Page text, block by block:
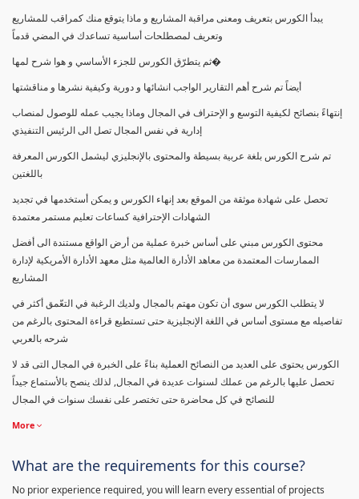
يبدأ الكورس بتعريف ومعنى مراقبة المشاريع و ماذا يتوقع منك كمراقب للمشاريع
وتعريف لمصطلحات أساسية تساعدك في المضي قدماً
ثم يتطرّق الكورس للجزء الأساسي و هوا شرح لمها�
أيضاً تم شرح أهم التقارير الواجب انشائها و دورية وكيفية نشرها و مناقشتها
إنتهاءً بنصائح لكيفية التوسع و الإحتراف في المجال وماذا يجيب عمله للوصول لمنصاب
إدارية في نفس المجال تصل الى الرئيس التنفيذي
تم شرح الكورس بلغة عربية بسيطة والمحتوى بالإنجليزي ليشمل الكورس المعرفة
باللغتين
تحصل على شهادة موثقة من الموقع بعد إنهاء الكورس و يمكن أستخدمها في تجديد
الشهادات الإحترافية كساعات تعليم مستمر معتمدة
محتوى الكورس مبني على أساس خبرة عملية من أرض الواقع مستندة الى أفضل
الممارسات المعتمدة من معاهد الأدارة العالمية مثل معهد الأدارة الأمريكية لإدارة
المشاريع
لا يتطلب الكورس سوى أن تكون مهتم بالمجال ولديك الرغبة في التعّمق أكثر في
تفاصيله مع مستوى أساس في اللغة الإنجليزية حتى تستطيع قراءة المحتوى بالرغم من
شرحه بالعربي
الكورس يحتوى على العديد من النصائح العملية بناءً على الخبرة في المجال التى قد لا
تحصل عليها بالرغم من عملك لسنوات عديدة في المجال, لذلك ينصح بالأستماع جيداً
للنصائح في كل محاضرة حتى تختصر على نفسك سنوات في المجال
More
What are the requirements for this course?
No prior experience required, you will learn every essential of projects